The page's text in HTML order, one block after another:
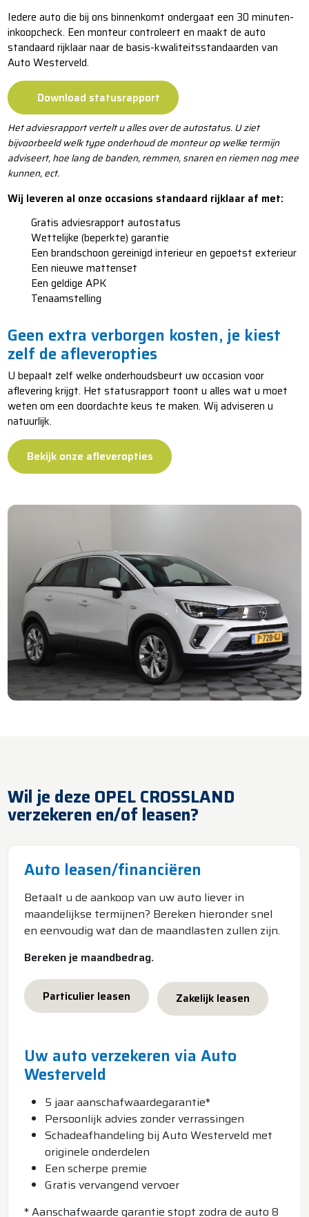
Iedere auto die bij ons binnenkomt ondergaat een 30 minuten-
inkoopcheck. Een monteur controleert en maakt de auto
standaard rijklaar naar de basis-kwaliteitsstandaarden van
Auto Westerveld.
Download statusrapport
Het adviesrapport vertelt u alles over de autostatus. U ziet
bijvoorbeeld welk type onderhoud de monteur op welke termijn
adviseert, hoe lang de banden, remmen, snaren en riemen nog mee
kunnen, ect.
Wij leveren al onze occasions standaard rijklaar af met:
​​Gratis adviesrapport autostatus
​​​Wettelijke (beperkte) garantie
​​​​Een brandschoon gereinigd interieur en gepoetst exterieur
​​​​​Een nieuwe mattenset
​​​​​​Een geldige APK
​​​​​​Tenaamstelling
Geen extra verborgen kosten, je kiest
zelf de afleveropties
U bepaalt zelf welke onderhoudsbeurt uw occasion voor
aflevering krijgt. Het statusrapport toont u alles wat u moet
weten om een doordachte keus te maken. Wij adviseren u
natuurlijk.
Bekijk onze afleveropties
Wil je deze OPEL CROSSLAND
verzekeren en/of leasen?
Auto leasen/financiëren
Betaalt u de aankoop van uw auto liever in
maandelijkse termijnen? Bereken hieronder snel
en eenvoudig wat dan de maandlasten zullen zijn.
Bereken je maandbedrag.
Particulier leasen Zakelijk leasen
Uw auto verzekeren via Auto
Westerveld
5 jaar aanschafwaardegarantie*
Persoonlijk advies zonder verrassingen
Schadeafhandeling bij Auto Westerveld met
originele onderdelen
Een scherpe premie
Gratis vervangend vervoer
* Aanschafwaarde garantie stopt zodra de auto 8